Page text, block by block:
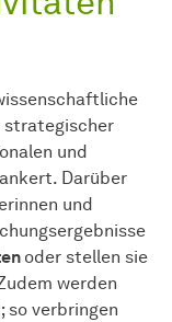
strategischer
und
Darüber
und
oder stellen sie
werden
so verbringen